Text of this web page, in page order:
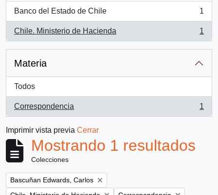
Banco del Estado de Chile
, 1 resultados
1
Chile. Ministerio de Hacienda
, 1 resultados
1
Materia
Todos
Correspondencia
, 1 resultados
1
Imprimir vista previa Cerrar
Mostrando 1 resultados
Colecciones
Remove filter:
Bascuñan Edwards, Carlos